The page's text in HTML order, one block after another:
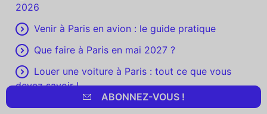
2026
Venir à Paris en avion : le guide pratique
Que faire à Paris en mai 2027 ?
Louer une voiture à Paris : tout ce que vous
devez savoir !
ABONNEZ-VOUS !